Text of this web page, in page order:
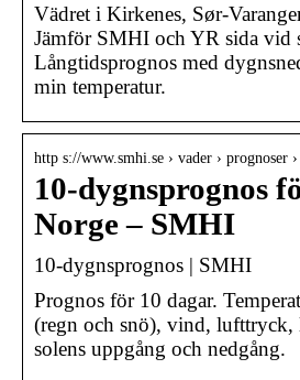
Vädret i Kirkenes, Sør-
Jämför SMHI och YR sida vid
Långtidsprognos med
min temperatur.
http s://www.smhi.se › vader › prognoser
10-dygnsprognos
Norge – SMHI
10-dygnsprognos | SMHI
Prognos för 10 dagar.
(regn och snö), vind,
solens uppgång och nedgång.